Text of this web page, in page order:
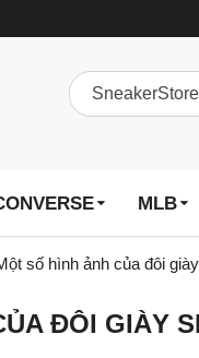
MLB
số hình ảnh của đôi
ĐÔI GIÀY